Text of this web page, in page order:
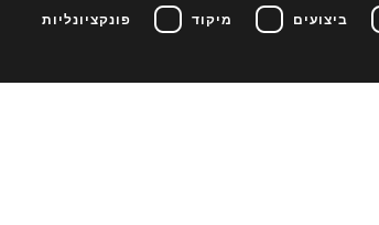
אתר מותאם אישית לבתי מכירותפרטים
ביצועים מיקוד פונקציונליות